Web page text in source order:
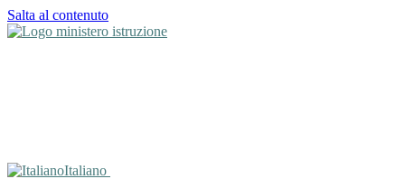
Salta al contenuto
Italiano